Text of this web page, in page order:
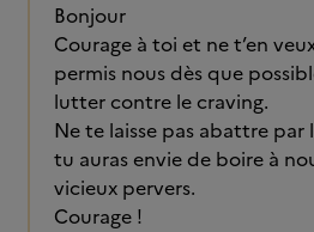
Bonjour
Courage à toi et ne t’en
permis nous dès que
lutter contre le craving.
Ne te laisse pas abattre
tu auras envie de boire à
vicieux pervers.
Courage !